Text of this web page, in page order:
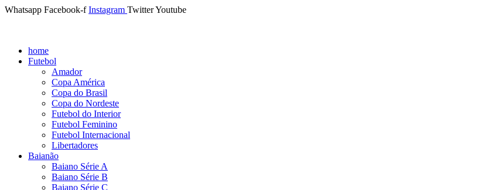
Whatsapp Facebook-f Instagram TwitterYoutube
home
Futebol
Amador
Copa América
Copa do Brasil
Copa do Nordeste
Futebol do Interior
Futebol Feminino
Futebol Internacional
Libertadores
Baianão
Baiano Série A
Baiano Série B
Baiano Série C